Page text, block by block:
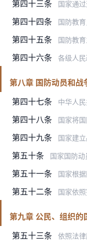
第四十三条 国家通过开展国防教育，
第四十四条 国防教育贯彻全民参与、长
第四十五条 国防教育主管部门
第四十六条 各级人民政府应
第八章 国防动员和战
第四十七条
中华人民共和国的主权
第四十八条 国家将国防动员准
第四十九条 国家建立战略物资
第五十条 国家国防动员领导机构、
第五十一条 国家根据国防动
第五十二条 国家依照宪法规定
第九章 公民、组织的
第五十三条
依照法律服